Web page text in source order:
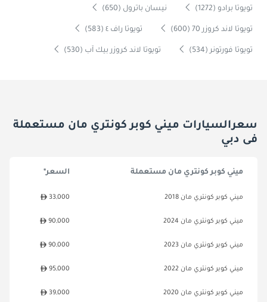
تويوتا برادو (1272) نيسان باترول (650)
تويوتا لاند كروزر 70 (600) تويوتا راف ٤ (583)
تويوتا فورتونر (534) تويوتا لاند كروزر بيك آب (530)
سعرالسيارات ميني كوبر كونتري مان مستعملة
فى دبي
ميني كوبر كونتري مان مستعملة السعر*
ميني كوبر كونتري مان 2018 33,000
ميني كوبر كونتري مان 2024 90,000
ميني كوبر كونتري مان 2023 90,000
ميني كوبر كونتري مان 2022 95,000
ميني كوبر كونتري مان 2020 39,000